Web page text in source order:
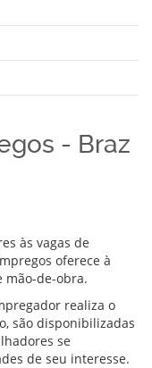
- Braz
às vagas de
oferece à
mão-de-obra.
realiza o
são disponibilizadas
se
de seu interesse.